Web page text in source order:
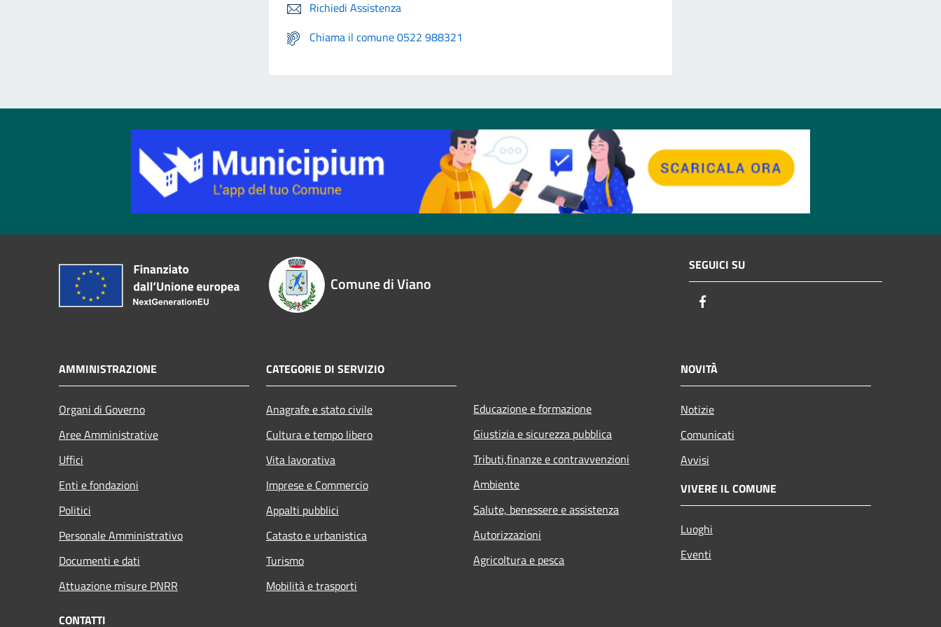
Richiedi Assistenza
Chiama il comune 0522 988321
Comune di Viano
SEGUICI SU
AMMINISTRAZIONE
Organi di Governo
Aree Amministrative
Uffici
Enti e fondazioni
Politici
Personale Amministrativo
Documenti e dati
Attuazione misure PNRR
CATEGORIE DI SERVIZIO
Anagrafe e stato civile
Cultura e tempo libero
Vita lavorativa
Imprese e Commercio
Appalti pubblici
Catasto e urbanistica
Turismo
Mobilità e trasporti
Educazione e formazione
Giustizia e sicurezza pubblica
Tributi,finanze e contravvenzioni
Ambiente
Salute, benessere e assistenza
Autorizzazioni
Agricoltura e pesca
NOVITÀ
Notizie
Comunicati
Avvisi
VIVERE IL COMUNE
Luoghi
Eventi
CONTATTI